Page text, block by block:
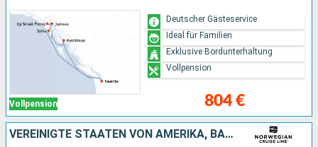
Vollpension 804 €
Deutscher Gästeservice
Ideal für Familien
Exklusive Bordunterhaltung
Vollpension
VEREINIGTE STAATEN VON AMERIKA, BAHAMAS